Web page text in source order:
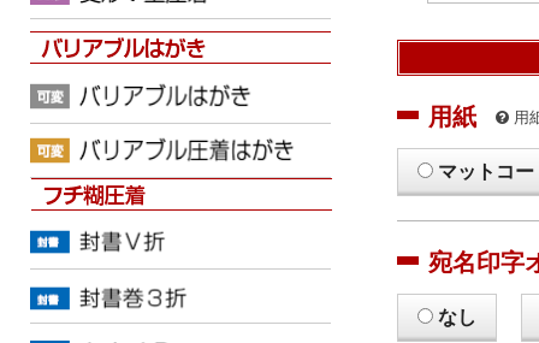
用紙 用
マットコー
宛名印字
なし